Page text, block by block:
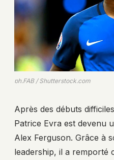
ph.FAB / Shutterstock.com
Après des débuts
Patrice Evra est devenu
Alex Ferguson. Grâce à
leadership, il a remporté